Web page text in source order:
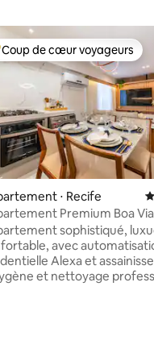
5
sur la base de 208
de cœur voyageurs les
Coup de cœur voyageurs
⋅ Recife
Premium Boa
Proche de l’aéroport
sophistiqué,
avec
Alexa et
et nettoyage